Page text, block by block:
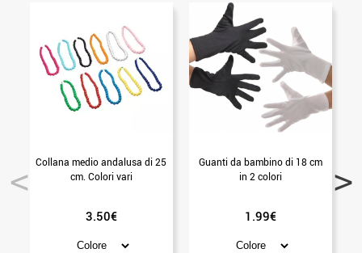
Collana medio andalusa di 25
cm. Colori vari
3.50€
Guanti da bambino di 18 cm
in 2 colori
1.99€